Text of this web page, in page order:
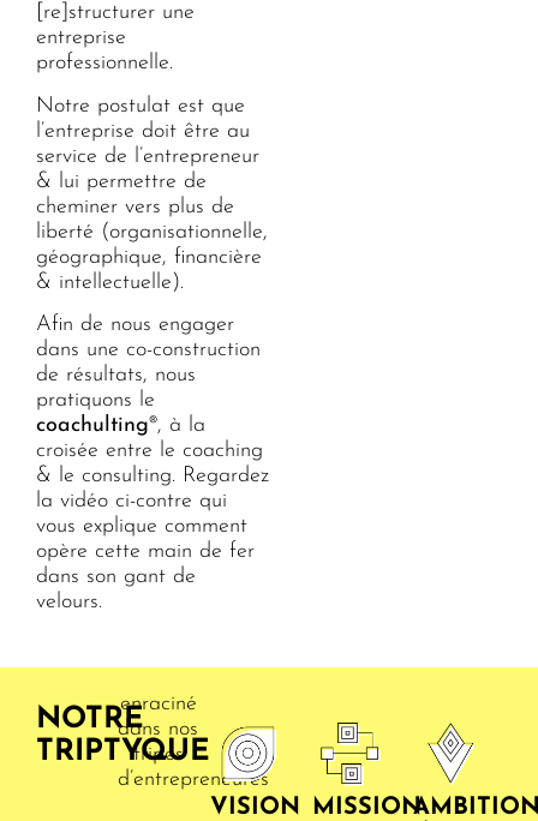
[re]structurer une
entreprise
professionnelle.
Notre postulat est que
l’entreprise doit être au
service de l’entrepreneur
& lui permettre de
cheminer vers plus de
liberté (organisationnelle,
géographique, financière
& intellectuelle).
Afin de nous engager
dans une co-construction
de résultats, nous
pratiquons le
coachulting®, à la
croisée entre le coaching
& le consulting. Regardez
la vidéo ci-contre qui
vous explique comment
opère cette main de fer
dans son gant de
velours.
NOTRE
TRIPTYQUE
enraciné
dans nos
tripes
d’entrepreneures
VISION MISSION